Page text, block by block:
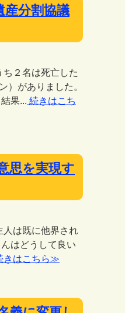
分割協議
２名は死亡した
）がありました。
果... 続きはこち
を実現す
は既に他界され
はどうして良い
きはこちら≫